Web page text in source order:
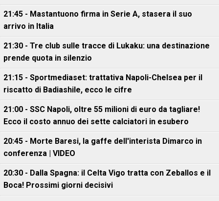
21:45 - Mastantuono firma in Serie A, stasera il suo
arrivo in Italia
21:30 - Tre club sulle tracce di Lukaku: una destinazione
prende quota in silenzio
21:15 - Sportmediaset: trattativa Napoli-Chelsea per il
riscatto di Badiashile, ecco le cifre
21:00 - SSC Napoli, oltre 55 milioni di euro da tagliare!
Ecco il costo annuo dei sette calciatori in esubero
20:45 - Morte Baresi, la gaffe dell'interista Dimarco in
conferenza | VIDEO
20:30 - Dalla Spagna: il Celta Vigo tratta con Zeballos e il
Boca! Prossimi giorni decisivi